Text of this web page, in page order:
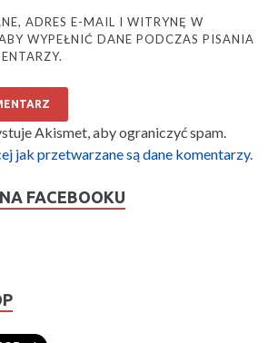
ADRES E-MAIL I WITRYNĘ W
WYPEŁNIĆ DANE PODCZAS PISANIA
Akismet, aby ograniczyć spam.
jak przetwarzane są dane komentarzy.
FACEBOOKU